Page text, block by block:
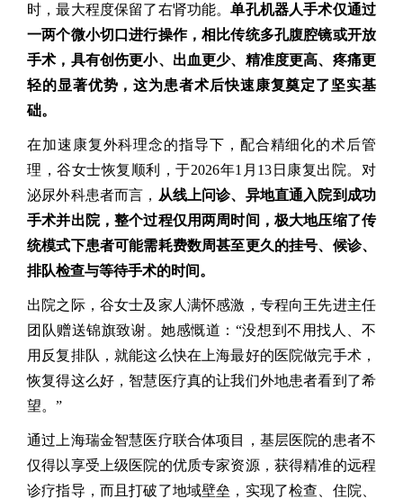
时，最大程度保留了右肾功能。单孔机器人手术仅通过
一两个微小切口进行操作，相比传统多孔腹腔镜或开放
手术，具有创伤更小、出血更少、精准度更高、疼痛更
轻的显著优势，这为患者术后快速康复奠定了坚实基
础。
在加速康复外科理念的指导下，配合精细化的术后管
理，谷女士恢复顺利，于2026年1月13日康复出院。对
泌尿外科患者而言， 从线上问诊、异地直通入院到成功
手术并出院，整个过程仅用两周时间，极大地压缩了传
统模式下患者可能需耗费数周甚至更久的挂号、候诊、
排队检查与等待手术的时间。
出院之际，谷女士及家人满怀感激，专程向王先进主任
团队赠送锦旗致谢。她感慨道：“没想到不用找人、不
用反复排队，就能这么快在上海最好的医院做完手术，
恢复得这么好，智慧医疗真的让我们外地患者看到了希
望。”
通过上海瑞金智慧医疗联合体项目，基层医院的患者不
仅得以享受上级医院的优质专家资源，获得精准的远程
诊疗指导，而且打破了地域壁垒，实现了检查、住院、